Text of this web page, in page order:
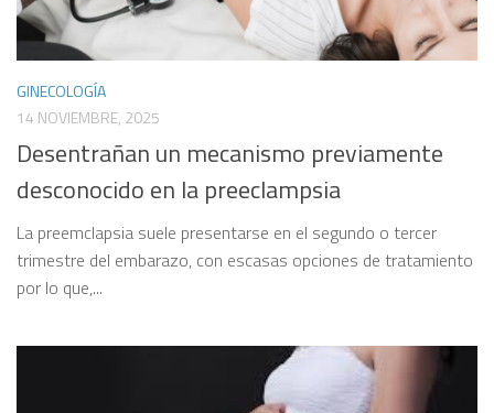
GINECOLOGÍA
14 NOVIEMBRE, 2025
Desentrañan un mecanismo previamente
desconocido en la preeclampsia
La preemclapsia suele presentarse en el segundo o tercer
trimestre del embarazo, con escasas opciones de tratamiento
por lo que,...